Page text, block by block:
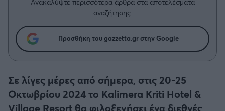
Δημήτρης Τσορμπατζόγλου
Λεβαδειακός
Βόλος
Συνεντεύξεις
Μια Ιστορία από την Πόλη
Ανακαλύψτε περισσότερα άρθρα στα αποτελέσματα
αναζήτησης.
Προσθήκη του gazzetta.gr στην Google
Σε λίγες μέρες από σήμερα, στις 20-25
Οκτωβρίου 2024 το Kalimera Kriti Hotel &
Village Resort θα φιλοξενήσει ένα διεθνές